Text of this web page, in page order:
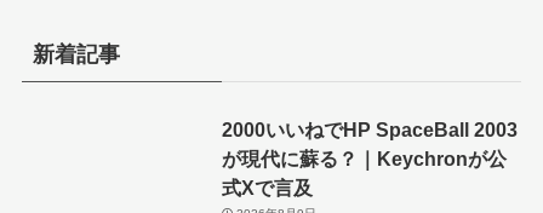
新着記事
2000いいねでHP SpaceBall 2003
が現代に蘇る？｜Keychronが公
式Xで言及